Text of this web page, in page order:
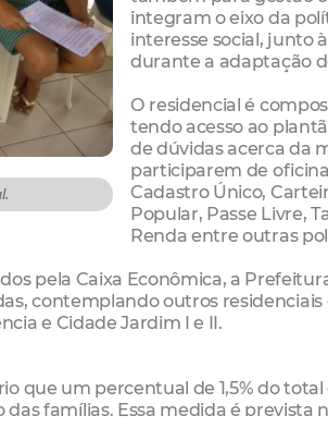
integram o eixo da
interesse social, junto
durante a adaptação
O residencial é
tendo acesso ao
de dúvidas acerca da
participarem de
Cadastro Único,
Popular, Passe Livre,
Renda entre outras
pela Caixa Econômica, a
contemplando outros residenciais
e Cidade Jardim I e II.
que um percentual de 1,5% do
famílias. Essa medida é prevista